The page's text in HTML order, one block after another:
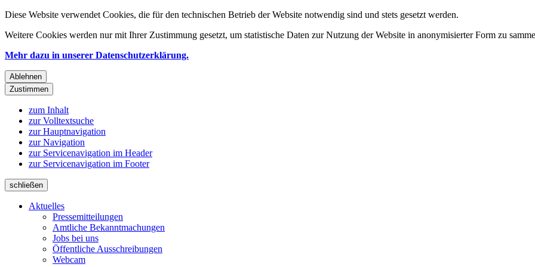
Diese Website verwendet Cookies, die für den technischen Betrieb der Website notwendig sind und stets gesetzt werden.
Weitere Cookies werden nur mit Ihrer Zustimmung gesetzt, um statistische Daten zur Nutzung der Website in anonymisierter Form zu
Mehr dazu in unserer Datenschutzerklärung.
Ablehnen
Zustimmen
zum Inhalt
zur Volltextsuche
zur Hauptnavigation
zur Navigation
zur Servicenavigation im Header
zur Servicenavigation im Footer
schließen
Aktuelles
Pressemitteilungen
Amtliche Bekanntmachungen
Jobs bei uns
Öffentliche Ausschreibungen
Webcam